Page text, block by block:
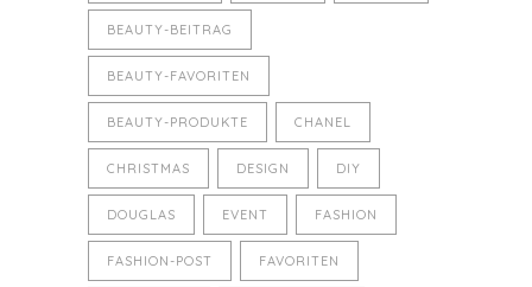
BEAUTY-BEITRAG
BEAUTY-FAVORITEN
BEAUTY-PRODUKTE CHANEL
CHRISTMAS DESIGN DIY
DOUGLAS EVENT FASHION
FASHION-POST FAVORITEN